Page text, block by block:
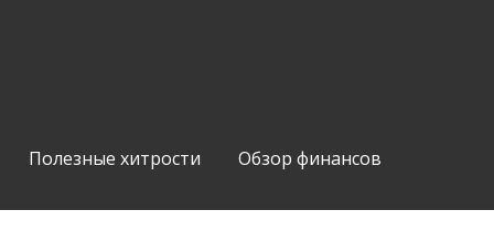
Полезные хитрости Обзор финансов